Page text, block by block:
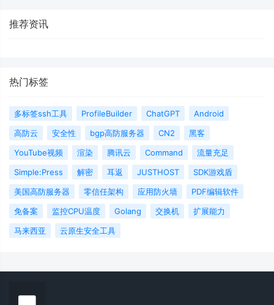
推荐资讯
热门标签
多标签ssh工具 ProfileBuilder ChatGPT
Android
高防云
安全性 bgp高防服务器 CN2
黑客
YouTube视频
渲染 腾讯云 Command
流量充足
Simple:Press
解密 耳返 JUSTHOST
SDK游戏盾
美国高防服务器
零信任架构 应用防火墙
PDF编辑软件
免备案
监控CPU温度 Golang 交换机
扩展能力
马来西亚
云原生安全工具